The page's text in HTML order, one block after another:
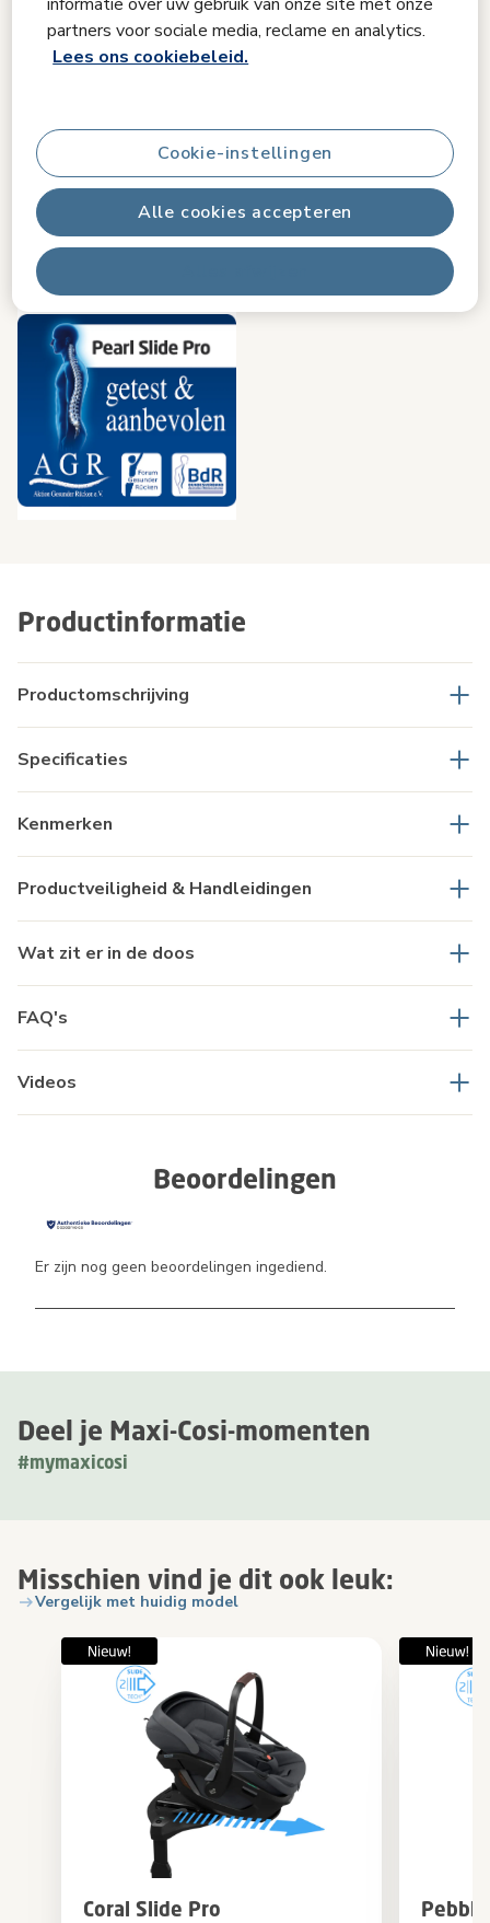
partners voor sociale media, reclame en analytics.
Lees ons cookiebeleid.
Alle cookies accepteren
Cookie-instellingen
Productinformatie
Productomschrijving
Specificaties
Kenmerken
Productveiligheid & Handleidingen
Wat zit er in de doos
FAQ's
Videos
4.8
Kleur
In winkelwagen
Deel je Maxi-Cosi-momenten
#mymaxicosi
Misschien vind je dit ook leuk:
Vergelijk met huidig model
Coral Slide Pro
Beoordelingen
Er zijn nog geen beoordelingen ingediend.